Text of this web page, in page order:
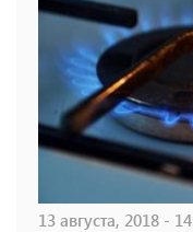
13 августа, 2018 -